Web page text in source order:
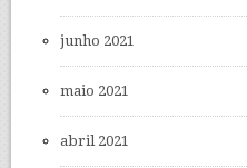
junho 2021
maio 2021
abril 2021